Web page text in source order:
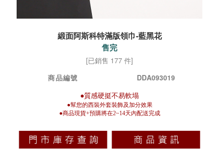
緞面阿斯科特滿版領巾-藍黑花
售完
[已銷售 177 件]
商品編號
DDA093019
●質感硬挺不易軟塌
●幫您的西裝外套裝飾及加分效果
●商品現貨+預購將在2~14天內配送完成